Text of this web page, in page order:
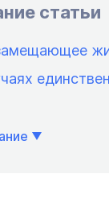
статьи